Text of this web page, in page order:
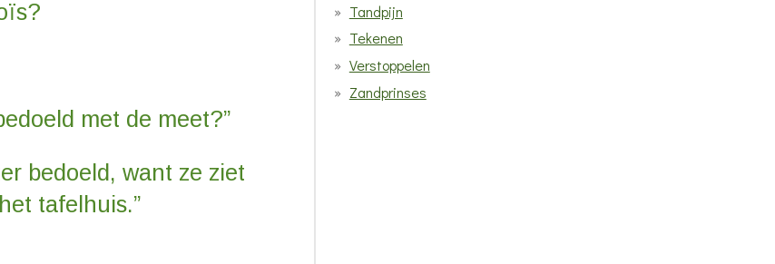
met de meet?”
bedoeld, want ze ziet
tafelhuis.”
Tandpijn
Tekenen
Verstoppelen
Zandprinses